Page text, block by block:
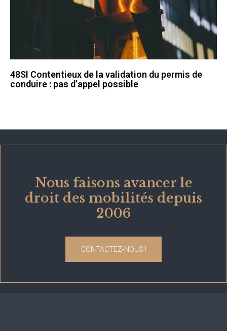
48SI Contentieux de la validation du permis de
conduire : pas d’appel possible
Nous faisons avancer le
droit des mobilités depuis
2006
CONTACTEZ-NOUS !